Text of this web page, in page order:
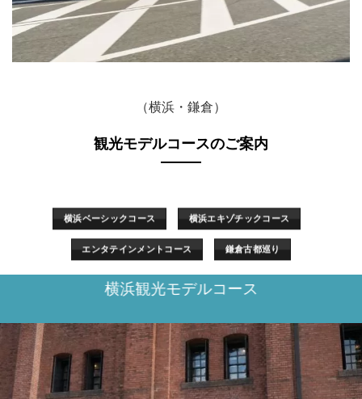
（横浜・鎌倉）
観光モデルコースのご案内
横浜ベーシックコース 横浜エキゾチックコース
エンタテインメントコース 鎌倉古都巡り
横浜観光モデルコース